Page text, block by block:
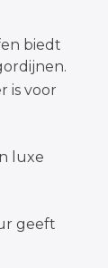
biedt
is voor
luxe
geeft